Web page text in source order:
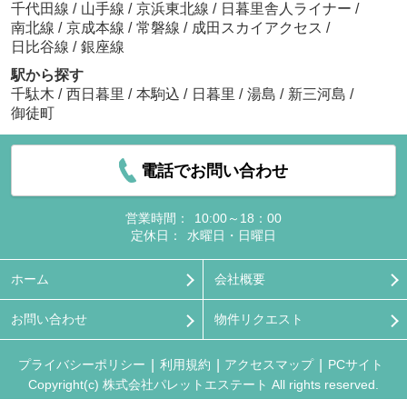
千代田線 / 山手線 / 京浜東北線 / 日暮里舎人ライナー /
南北線 / 京成本線 / 常磐線 / 成田スカイアクセス /
日比谷線 / 銀座線
駅から探す
千駄木 / 西日暮里 / 本駒込 / 日暮里 / 湯島 / 新三河島 /
御徒町
電話でお問い合わせ
営業時間：
10:00～18：00
定休日：
水曜日・日曜日
ホーム 会社概要
お問い合わせ 物件リクエスト
プライバシーポリシー 利用規約 アクセスマップ
PCサイト
Copyright(c) 株式会社パレットエステート All rights reserved.